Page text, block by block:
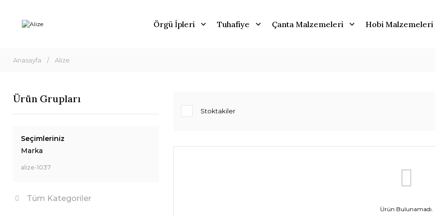
Örgü İpleri Tuhafiye Çanta Malzemeleri Hobi Malzemeleri
Anasayfa Alize
Ürün Grupları
Seçimleriniz
Marka
alize-1037
Tüm Kategoriler
Stoktakiler
Ürün Bulunamadı.